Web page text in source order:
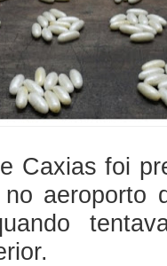
Caxias foi
aeroporto